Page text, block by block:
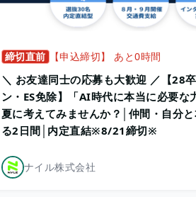
締切直前 【申込締切】 あと0時間
＼ お友達同士の応募も大歓迎 ／【28
ン・ES免除】「AI時代に本当に必要な
夏に考えてみませんか？│仲間・自分
る2日間│内定直結※8/21締切※
ナイル株式会社